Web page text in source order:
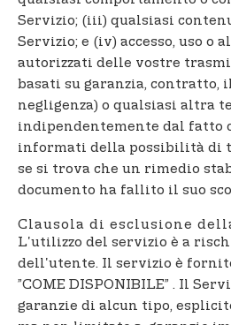
Servizio; (iii) qualsiasi
Servizio; e (iv) accesso, uso o
autorizzati delle vostre
basati su garanzia, contratto,
negligenza) o qualsiasi altra
indipendentemente dal fatto
informati della possibilità di
se si trova che un rimedio
documento ha fallito il suo
Clausola di esclusione
L'utilizzo del servizio è a
dell'utente. Il servizio è fornito
”COME DISPONIBILE” . Il
garanzie di alcun tipo,